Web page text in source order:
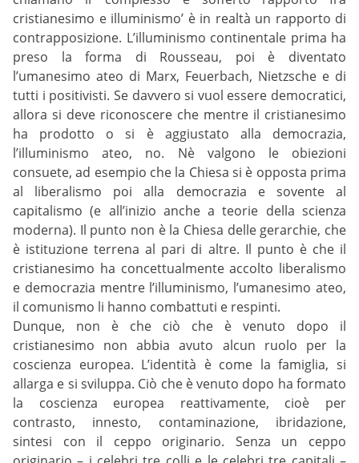
cristianesimo e illuminismo’ è in realtà un rapporto di
contrapposizione. L’illuminismo continentale prima ha
preso la forma di Rousseau, poi è diventato
l’umanesimo ateo di Marx, Feuerbach, Nietzsche e di
tutti i positivisti. Se davvero si vuol essere democratici,
allora si deve riconoscere che mentre il cristianesimo
ha prodotto o si è aggiustato alla democrazia,
l’illuminismo ateo, no. Nè valgono le obiezioni
consuete, ad esempio che la Chiesa si è opposta prima
al liberalismo poi alla democrazia e sovente al
capitalismo (e all’inizio anche a teorie della scienza
moderna). Il punto non è la Chiesa delle gerarchie, che
è istituzione terrena al pari di altre. Il punto è che il
cristianesimo ha concettualmente accolto liberalismo
e democrazia mentre l’illuminismo, l’umanesimo ateo,
il comunismo li hanno combattuti e respinti.
Dunque, non è che ciò che è venuto dopo il
cristianesimo non abbia avuto alcun ruolo per la
coscienza europea. L’identità è come la famiglia, si
allarga e si sviluppa. Ciò che è venuto dopo ha formato
la coscienza europea reattivamente, cioè per
contrasto, innesto, contaminazione, ibridazione,
sintesi con il ceppo originario. Senza un ceppo